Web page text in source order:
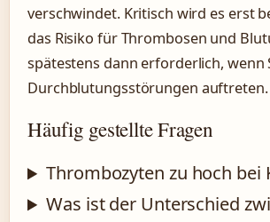
verschwindet. Kritisch wird es erst
das Risiko für Thrombosen und
spätestens dann erforderlich,
Durchblutungsstörungen auftreten.
Häufig gestellte Fragen
Thrombozyten zu hoch bei
Was ist der Unterschied